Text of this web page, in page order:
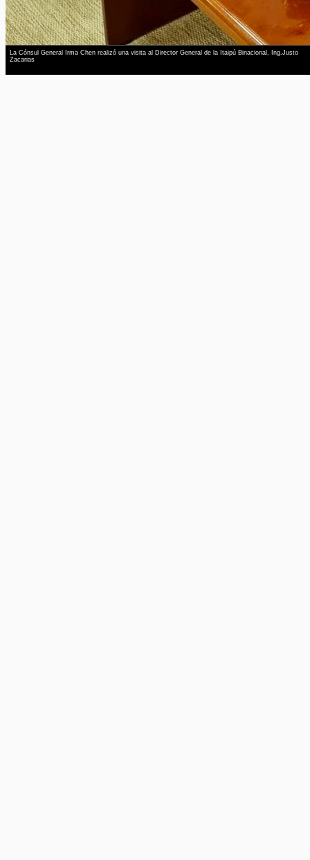
La Cónsul General Irma Chen realizó una visita al Director General de la Itaipú Binacional, Ing.Justo
Zacarias